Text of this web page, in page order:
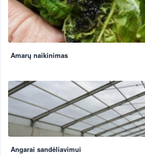
Amarų naikinimas
Angarai sandėliavimui